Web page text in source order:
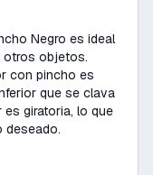
Negro es ideal
otros objetos.
con pincho es
que se clava
giratoria, lo que
deseado.